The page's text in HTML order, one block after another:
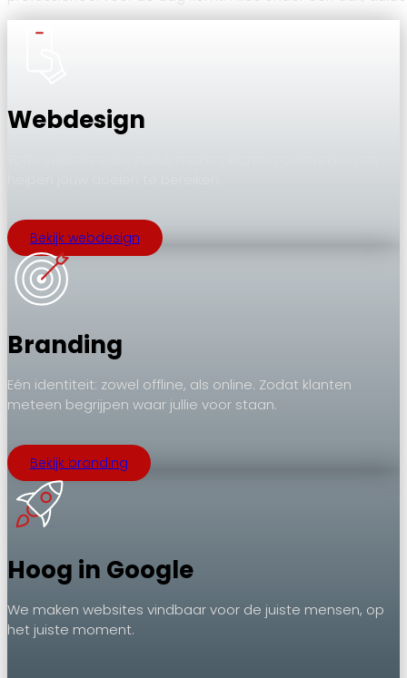
Webdesign
Bekijk webdesign
Branding
Eén identiteit: zowel offline, als online. Zodat klanten
meteen begrijpen waar jullie voor staan.
Bekijk branding
Hoog in Google
We maken websites vindbaar voor de juiste mensen, op
het juiste moment.